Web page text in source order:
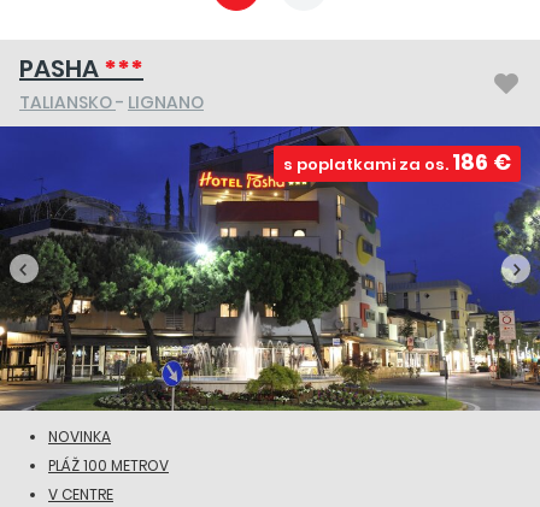
PASHA***
TALIANSKO- LIGNANO
s poplatkami za os. 186 €
NOVINKA
PLÁŽ 100 METROV
V CENTRE